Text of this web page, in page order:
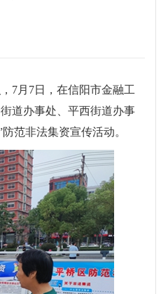
7月7日，在信阳市金融工
道办事处、平西街道办事
范非法集资宣传活动。